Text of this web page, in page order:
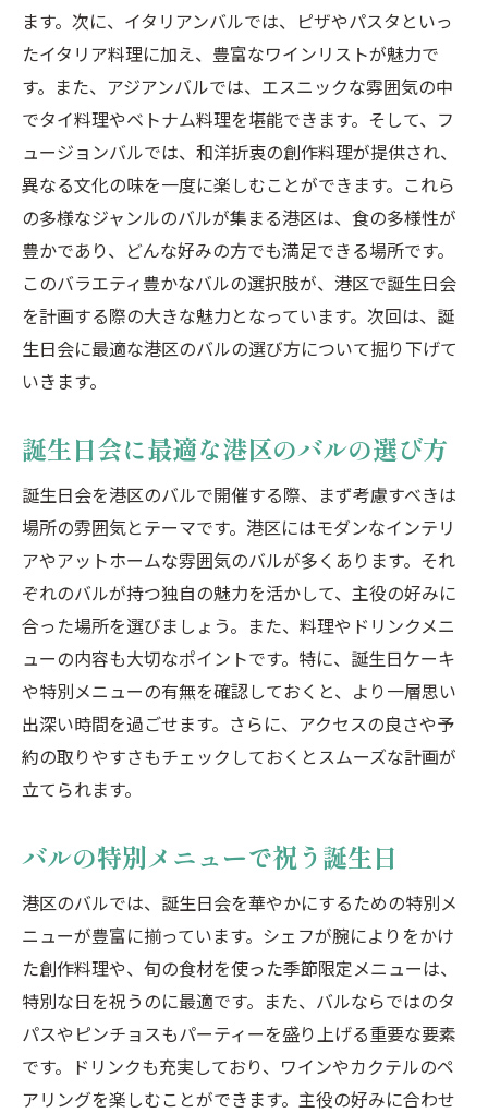
ます。次に、イタリアンバルでは、ピザやパスタといっ
たイタリア料理に加え、豊富なワインリストが魅力で
す。また、アジアンバルでは、エスニックな雰囲気の中
でタイ料理やベトナム料理を堪能できます。そして、フ
ュージョンバルでは、和洋折衷の創作料理が提供され、
異なる文化の味を一度に楽しむことができます。これら
の多様なジャンルのバルが集まる港区は、食の多様性が
豊かであり、どんな好みの方でも満足できる場所です。
このバラエティ豊かなバルの選択肢が、港区で誕生日会
を計画する際の大きな魅力となっています。次回は、誕
生日会に最適な港区のバルの選び方について掘り下げて
いきます。
誕生日会に最適な港区のバルの選び方
誕生日会を港区のバルで開催する際、まず考慮すべきは
場所の雰囲気とテーマです。港区にはモダンなインテリ
アやアットホームな雰囲気のバルが多くあります。それ
ぞれのバルが持つ独自の魅力を活かして、主役の好みに
合った場所を選びましょう。また、料理やドリンクメニ
ューの内容も大切なポイントです。特に、誕生日ケーキ
や特別メニューの有無を確認しておくと、より一層思い
出深い時間を過ごせます。さらに、アクセスの良さや予
約の取りやすさもチェックしておくとスムーズな計画が
立てられます。
バルの特別メニューで祝う誕生日
港区のバルでは、誕生日会を華やかにするための特別メ
ニューが豊富に揃っています。シェフが腕によりをかけ
た創作料理や、旬の食材を使った季節限定メニューは、
特別な日を祝うのに最適です。また、バルならではのタ
パスやピンチョスもパーティーを盛り上げる重要な要素
です。ドリンクも充実しており、ワインやカクテルのペ
アリングを楽しむことができます。主役の好みに合わせ